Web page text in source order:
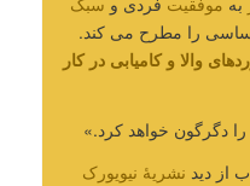
را مطرح می کند.
والا و کامیابی در کار
دگرگون خواهد کرد.»
از دید نشریۀ نیویورک